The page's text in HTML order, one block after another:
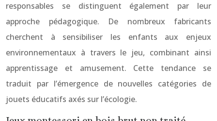
responsables se distinguent également par leur
approche pédagogique. De nombreux fabricants
cherchent à sensibiliser les enfants aux enjeux
environnementaux à travers le jeu, combinant ainsi
apprentissage et amusement. Cette tendance se
traduit par l’émergence de nouvelles catégories de
jouets éducatifs axés sur l’écologie.